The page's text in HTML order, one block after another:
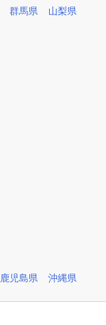
群馬県 山梨県
鹿児島県 沖縄県